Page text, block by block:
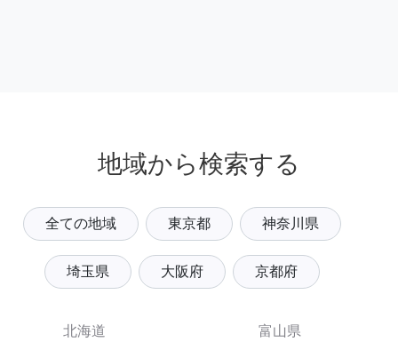
地域から検索する
全ての地域 東京都 神奈川県
埼玉県 大阪府 京都府
北海道
富山県